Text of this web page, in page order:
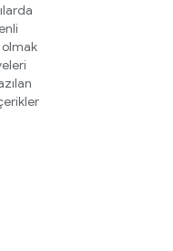
olmak